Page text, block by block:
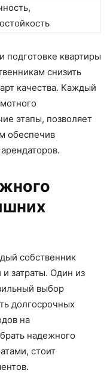
подготовке квартиры
снизить
качества. Каждый
этапы, позволяет
обеспечив
собственник
затраты. Один из
выбор
долгосрочных
на
надежного
стоит